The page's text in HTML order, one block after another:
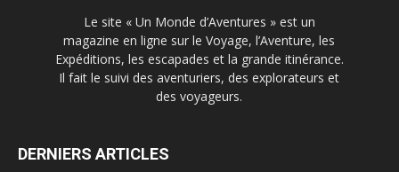
Le site « Un Monde d’Aventures » est un
magazine en ligne sur le Voyage, l’Aventure, les
Expéditions, les escapades et la grande itinérance.
Il fait le suivi des aventuriers, des explorateurs et
des voyageurs.
DERNIERS ARTICLES